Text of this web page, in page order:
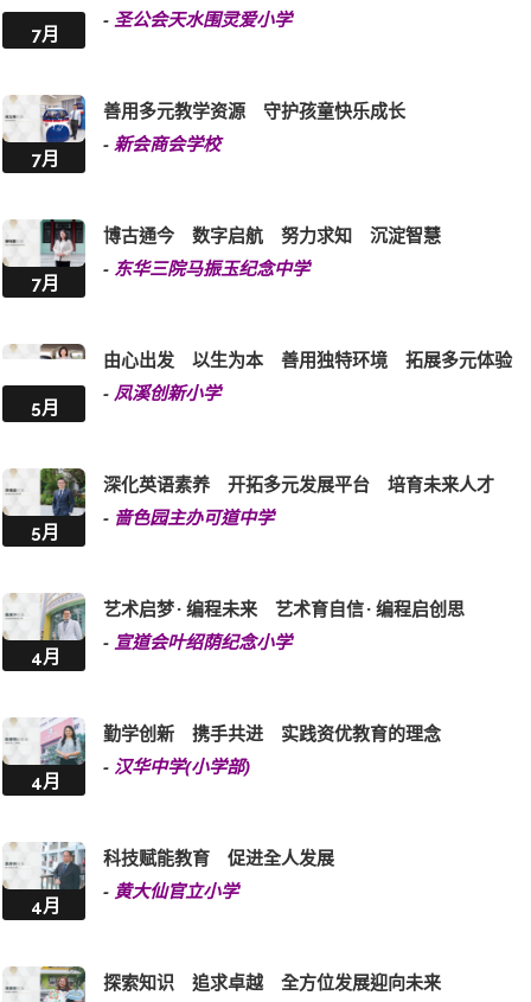
7月
- 圣公会天水围灵爱小学
7月
善用多元教学资源 守护孩童快乐成长
- 新会商会学校
7月
博古通今 数字启航 努力求知 沉淀智慧
- 东华三院马振玉纪念中学
5月
由心出发 以生为本 善用独特环境 拓展多元体验
- 凤溪创新小学
5月
深化英语素养 开拓多元发展平台 培育未来人才
- 啬色园主办可道中学
4月
艺术启梦 · 编程未来 艺术育自信 · 编程启创思
- 宣道会叶绍荫纪念小学
4月
勤学创新 携手共进 实践资优教育的理念
- 汉华中学(小学部)
4月
科技赋能教育 促进全人发展
- 黄大仙官立小学
探索知识 追求卓越 全方位发展迎向未来